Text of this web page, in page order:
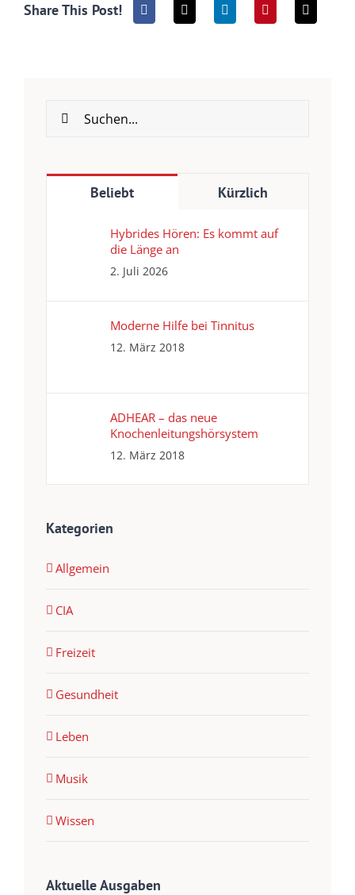
Share This Post!
Suche
Beliebt Kürzlich
Hybrides Hören: Es kommt auf
die Länge an
2. Juli 2026
Moderne Hilfe bei Tinnitus
12. März 2018
ADHEAR – das neue
Knochenleitungshörsystem
12. März 2018
Kategorien
Allgemein
CIA
Freizeit
Gesundheit
Leben
Musik
Wissen
Aktuelle Ausgaben